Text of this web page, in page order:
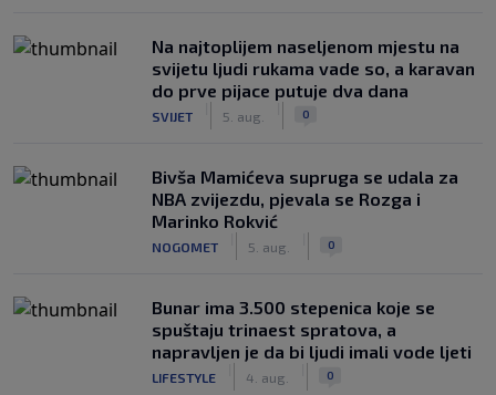
Na najtoplijem naseljenom mjestu na
svijetu ljudi rukama vade so, a karavan
do prve pijace putuje dva dana
SVIJET 5. aug. 0
Bivša Mamićeva supruga se udala za
NBA zvijezdu, pjevala se Rozga i
Marinko Rokvić
NOGOMET 5. aug. 0
Bunar imа 3.500 stepenica koje se
spuštaju trinaest spratova, a
napravljen je da bi ljudi imali vode ljeti
LIFESTYLE 4. aug. 0